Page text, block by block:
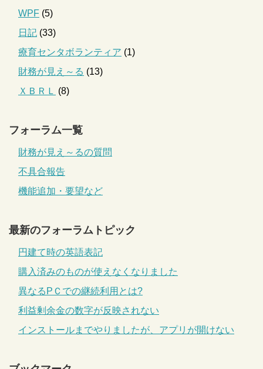
WPF (5)
日記 (33)
療育センタボランティア (1)
財務が見え～る (13)
ＸＢＲＬ (8)
フォーラム一覧
財務が見え～るの質問
不具合報告
機能追加・要望など
最新のフォーラムトピック
円建て時の英語表記
購入済みのものが使えなくなりました
異なるPＣでの継続利用とは?
利益剰余金の数字が反映されない
インストールまでやりましたが、アプリが開けない